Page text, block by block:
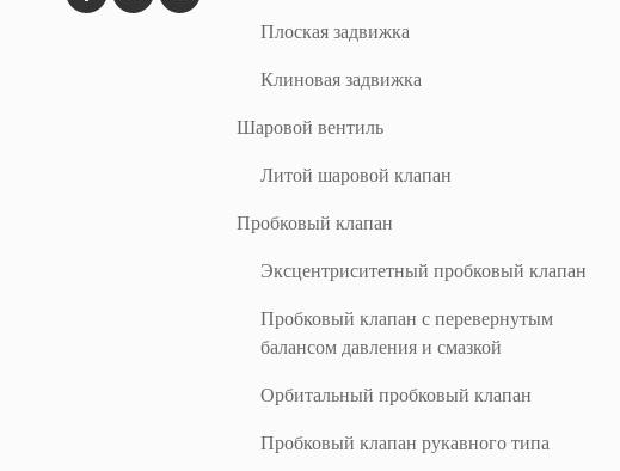
Плоская задвижка
Клиновая задвижка
Шаровой вентиль
Литой шаровой клапан
Пробковый клапан
Эксцентриситетный пробковый клапан
Пробковый клапан с перевернутым
балансом давления и смазкой
Орбитальный пробковый клапан
Пробковый клапан рукавного типа